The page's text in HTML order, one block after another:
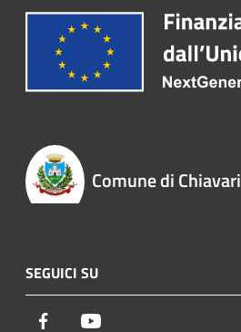
Comune di Chiavari
SEGUICI SU
Facebook